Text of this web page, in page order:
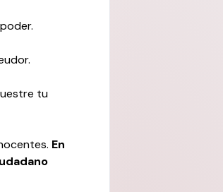
tu
En